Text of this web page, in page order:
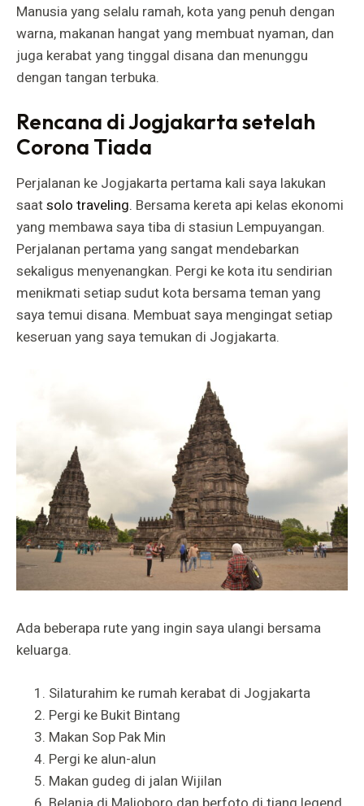
Manusia yang selalu ramah, kota yang penuh dengan
warna, makanan hangat yang membuat nyaman, dan
juga kerabat yang tinggal disana dan menunggu
dengan tangan terbuka.
Rencana di Jogjakarta setelah
Corona Tiada
Perjalanan ke Jogjakarta pertama kali saya lakukan
saatsolo traveling. Bersama kereta api kelas ekonomi
yang membawa saya tiba di stasiun Lempuyangan.
Perjalanan pertama yang sangat mendebarkan
sekaligus menyenangkan. Pergi ke kota itu sendirian
menikmati setiap sudut kota bersama teman yang
saya temui disana. Membuat saya mengingat setiap
keseruan yang saya temukan di Jogjakarta.
Ada beberapa rute yang ingin saya ulangi bersama
keluarga.
Silaturahim ke rumah kerabat di Jogjakarta
Pergi ke Bukit Bintang
Makan Sop Pak Min
Pergi ke alun-alun
Makan gudeg di jalan Wijilan